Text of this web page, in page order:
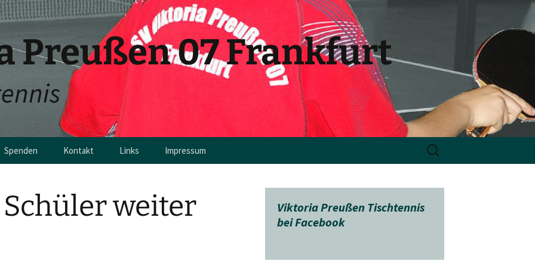
Preußen 07 Frankfurt
Spenden Kontakt Links Impressum
Suchen
nach:
weiter
Viktoria Preußen Tischtennis
bei Facebook